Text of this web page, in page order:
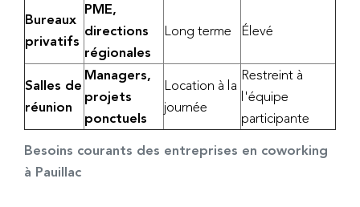
Besoins courants des entreprises en coworking
à Pauillac
Bureaux
privatifs
PME,
directions
régionales
Long terme Élevé
Salles de
réunion
Managers,
projets
ponctuels
Location à la
journée
Restreint à
l'équipe
participante